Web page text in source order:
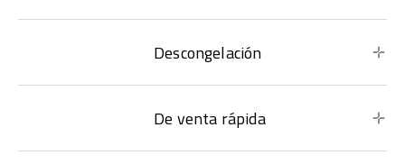
Descongelación
De venta rápida